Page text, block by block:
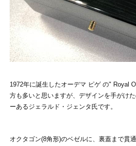
1972年に誕生したオーデマ ピゲ の" Royal
方も多いと思いますが、デザインを手がけ
ーあるジェラルド・ジェンタ氏です。
オクタゴン(8角形)のベゼルに、裏蓋まで貫